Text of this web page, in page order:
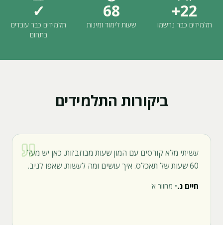
22+
תלמידים כבר נרשמו
68
שעות לימוד זמינות
✓
תלמידים כבר עובדים
בתחום
ביקורות התלמידים
עשיתי מלא קורסים עם המון שעות מבוזבזות. כאן יש מעל
60 שעות של תאכלס. איך עושים ומה לעשות. שאפו לניב.
חיים נ.• מחזור א'